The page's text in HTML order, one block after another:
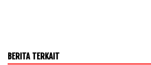
BERITA TERKAIT